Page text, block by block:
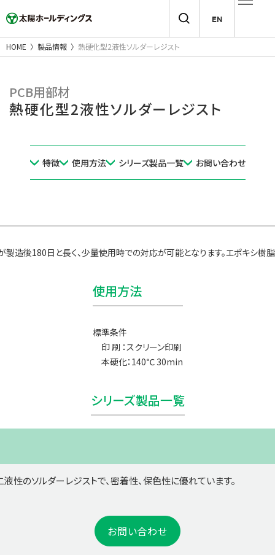
EN
HOME 製品情報 熱硬化型2液性ソルダーレジスト
PCB用部材
熱硬化型2液性ソルダーレジスト
特徴 使用方法 シリーズ製品一覧 お問い合わせ
造後180日と長く、少量使用時での対応が可能となります。エポキシ樹
使用方法
標準条件
印 刷 ：スクリーン印刷
本硬化：140℃ 30min
シリーズ製品一覧
のソルダーレジストで、密着性、保色性に優れています。
お問い合わせ